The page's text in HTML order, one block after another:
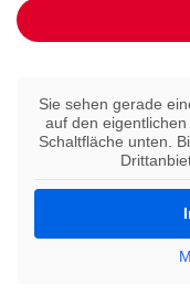
Sie sehen gerade
auf den
Schaltfläche unten.